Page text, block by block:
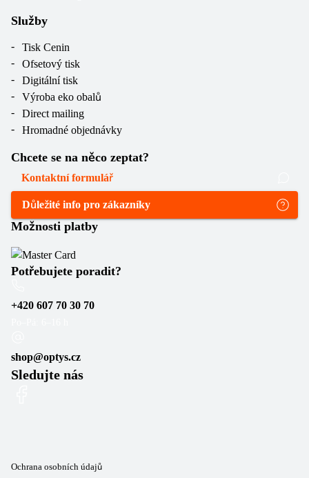
Služby
Tisk Cenin
Ofsetový tisk
Digitální tisk
Výroba eko obalů
Direct mailing
Hromadné objednávky
Chcete se na něco zeptat?
Kontaktní formulář
Důležité info pro zákazníky
Možnosti platby
Potřebujete poradit?
+420 607 70 30 70
shop@optys.cz
Sledujte nás
Ochrana osobních údajů